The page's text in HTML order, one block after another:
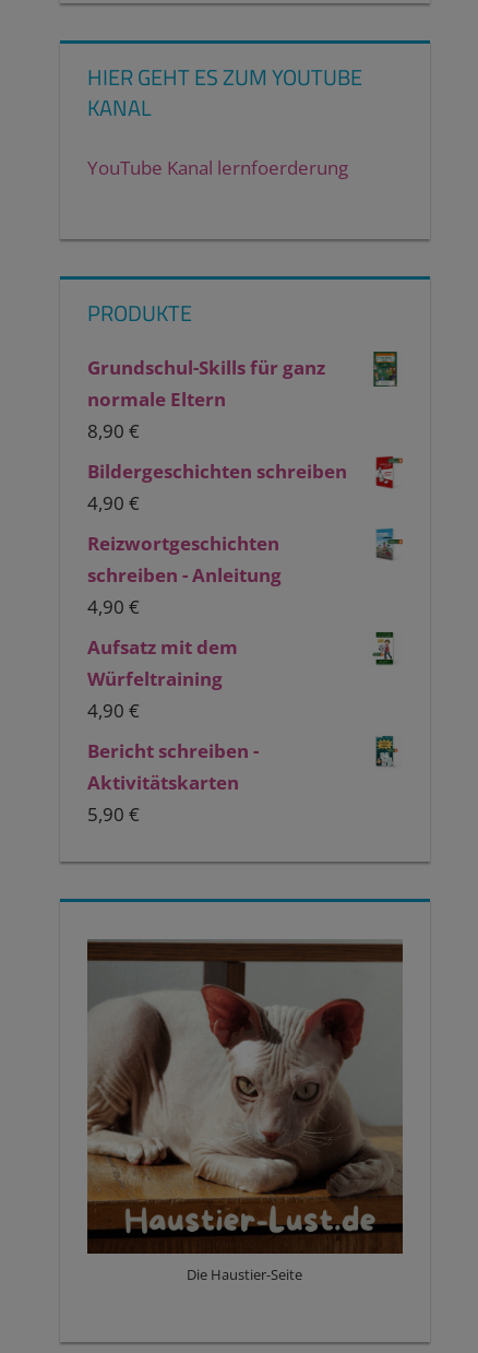
HIER GEHT ES ZUM YOUTUBE
KANAL
YouTube Kanal lernfoerderung
PRODUKTE
Grundschul-Skills für ganz
normale Eltern
8,90€
Bildergeschichten schreiben
4,90€
Reizwortgeschichten
schreiben - Anleitung
4,90€
Aufsatz mit dem
Würfeltraining
4,90€
Bericht schreiben -
Aktivitätskarten
5,90€
Die Haustier-Seite